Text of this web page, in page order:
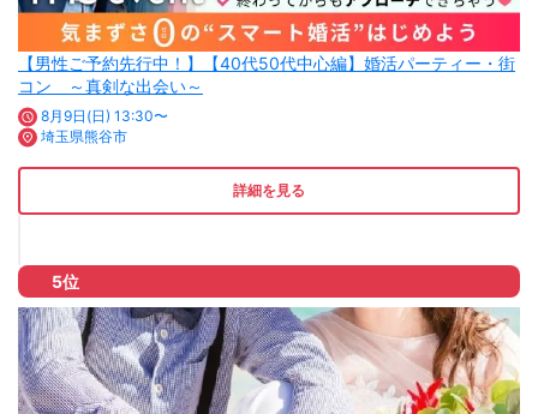
【男性ご予約先行中！】【40代50代中心編】婚活パーティー・街
コン ～真剣な出会い～
8月9日(日) 13:30〜
埼玉県熊谷市
詳細を見る
5位